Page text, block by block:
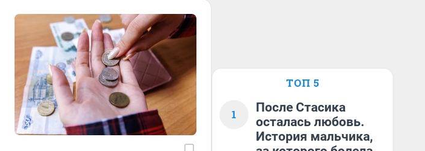
ТОП 5
1
После Стасика
осталась любовь.
История мальчика,